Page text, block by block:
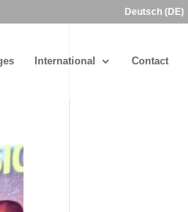
Deutsch (DE)
International Contact